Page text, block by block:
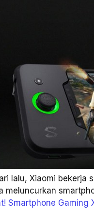
lalu, Xiaomi bekerja
meluncurkan
Smartphone Gaming